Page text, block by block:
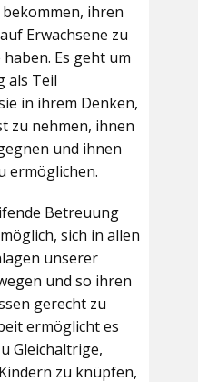
ihren
Erwachsene zu
Es geht um
als Teil
in ihrem Denken,
zu nehmen, ihnen
und ihnen
ermöglichen.
Betreuung
sich in allen
unserer
und so ihren
gerecht zu
ermöglicht es
Gleichaltrige,
zu knüpfen,